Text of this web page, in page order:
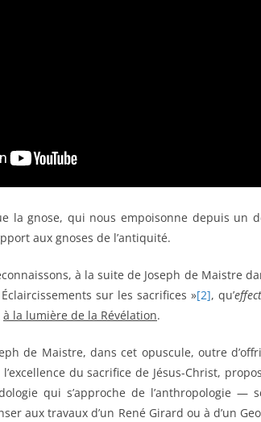
la gnose, qui nous empoisonne depuis un
aux gnoses de l’antiquité.
à la suite de Joseph de Maistre
sur les sacrifices »[2], qu’
à la lumière de la Révélation.
de Maistre, dans cet opuscule, outre
du sacrifice de Jésus-Christ,
qui s’approche de l’anthropologie —
aux travaux d’un René Girard ou à d’un